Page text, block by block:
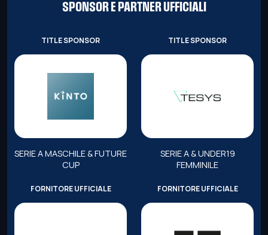
SPONSOR E PARTNER UFFICIALI
TITLE SPONSOR
SERIE A MASCHILE & FUTURE
CUP
TITLE SPONSOR
SERIE A & UNDER19
FEMMINILE
FORNITORE UFFICIALE FORNITORE UFFICIALE